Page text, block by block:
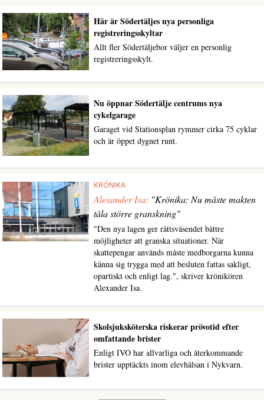
Här är Södertäljes nya personliga
registreringsskyltar
Allt fler Södertäljebor väljer en personlig
registreringsskylt.
Nu öppnar Södertälje centrums nya
cykelgarage
Garaget vid Stationsplan rymmer cirka 75 cyklar
och är öppet dygnet runt.
KRÖNIKA
Alexander Isa: "Krönika: Nu måste makten
tåla större granskning"
"Den nya lagen ger rättsväsendet bättre
möjligheter att granska situationer. När
skattepengar används måste medborgarna kunna
känna sig trygga med att besluten fattas sakligt,
opartiskt och enligt lag.", skriver krönikören
Alexander Isa.
Skolsjuksköterska riskerar prövotid efter
omfattande brister
Enligt IVO har allvarliga och återkommande
brister upptäckts inom elevhälsan i Nykvarn.